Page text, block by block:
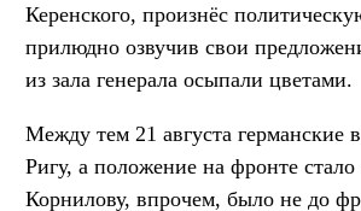
Керенского, произнёс
прилюдно озвучив свои
из зала генерала осыпали цветами.
Между тем 21 августа германские
Ригу, а положение на фронте
Корнилову, впрочем, было не до